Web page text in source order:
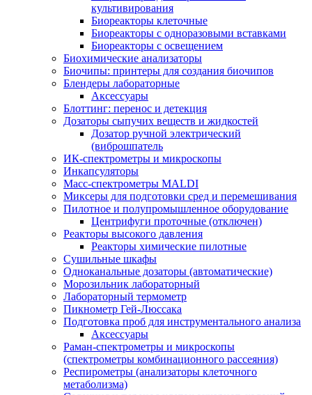
культивирования
Биореакторы клеточные
Биореакторы с одноразовыми вставками
Биореакторы с освещением
Биохимические анализаторы
Биочипы: принтеры для создания биочипов
Блендеры лабораторные
Аксессуары
Блоттинг: перенос и детекция
Дозаторы сыпучих веществ и жидкостей
Дозатор ручной электрический
(виброшпатель
ИК-спектрометры и микроскопы
Инкапсуляторы
Масс-спектрометры MALDI
Миксеры для подготовки сред и перемешивания
Пилотное и полупромышленное оборудование
Центрифуги проточные (отключен)
Реакторы высокого давления
Реакторы химические пилотные
Сушильные шкафы
Одноканальные дозаторы (автоматические)
Морозильник лабораторный
Лабораторный термометр
Пикнометр Гей-Люссака
Подготовка проб для инструментального анализа
Аксессуары
Раман-спектрометры и микроскопы
(спектрометры комбинационного рассеяния)
Респирометры (анализаторы клеточного
метаболизма)